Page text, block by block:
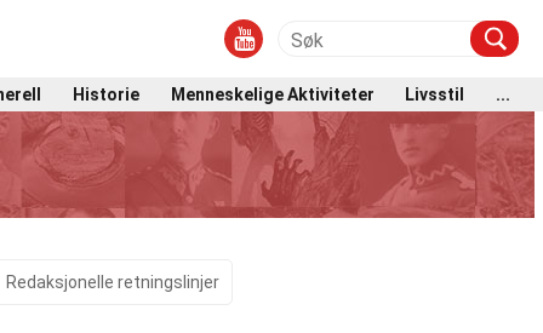
Historie Menneskelige Aktiviteter Livsstil ...
Redaksjonelle retningslinjer